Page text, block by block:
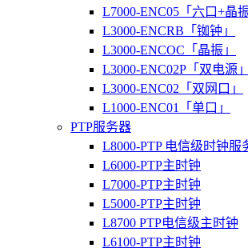
L7000-ENC05「六口+晶振
L3000-ENCRB「铷钟」
L3000-ENCOC「晶振」
L3000-ENC02P「双电源」
L3000-ENC02「双网口」
L1000-ENC01「单口」
PTP服务器
L8000-PTP 电信级时钟服
L6000-PTP主时钟
L7000-PTP主时钟
L5000-PTP主时钟
L8700 PTP电信级主时钟
L6100-PTP主时钟